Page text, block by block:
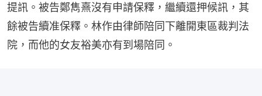
提訊。被告鄭雋熹沒有申請保釋，繼續還押候訊，其
餘被告續准保釋。林作由律師陪同下離開東區裁判法
院，而他的女友裕美亦有到場陪同。